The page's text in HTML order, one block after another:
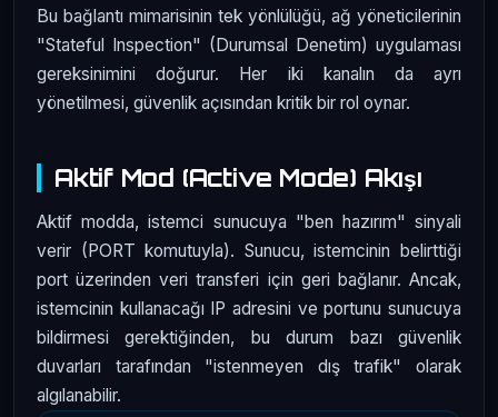
Bu bağlantı mimarisinin tek yönlülüğü, ağ yöneticilerinin
"Stateful Inspection" (Durumsal Denetim) uygulaması
gereksinimini doğurur. Her iki kanalın da ayrı
yönetilmesi, güvenlik açısından kritik bir rol oynar.
Aktif Mod (Active Mode) Akışı
Aktif modda, istemci sunucuya "ben hazırım" sinyali
verir (PORT komutuyla). Sunucu, istemcinin belirttiği
port üzerinden veri transferi için geri bağlanır. Ancak,
istemcinin kullanacağı IP adresini ve portunu sunucuya
bildirmesi gerektiğinden, bu durum bazı güvenlik
duvarları tarafından "istenmeyen dış trafik" olarak
algılanabilir.